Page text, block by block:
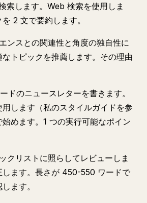
索します。Web 検索を使用しま
2 文で要約します。
ンスとの関連性と角度の独自性に
トピックを推薦します。その理由
ドのニュースレターを書きます。
します（私のスタイルガイドを参
めます。1 つの実行可能なポイン
クリストに照らしてレビューしま
します。長さが 450-550 ワードで
ます。